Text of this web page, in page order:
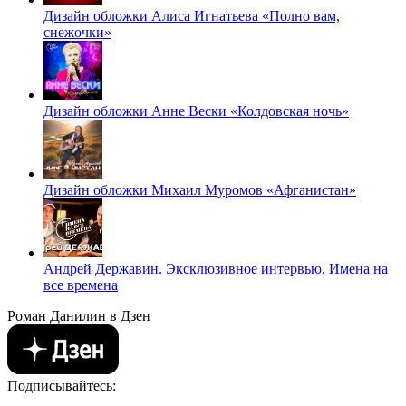
Дизайн обложки Алиса Игнатьева «Полно вам,
снежочки»
Дизайн обложки Анне Вески «Колдовская ночь»
Дизайн обложки Михаил Муромов «Афганистан»
Андрей Державин. Эксклюзивное интервью. Имена на
все времена
Роман Данилин в Дзен
Подписывайтесь: